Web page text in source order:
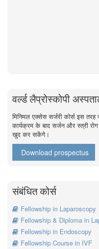
वर्ल्ड लैप्रोस्कोपी
मिनिमल एक्सेस सर्जरी कोर्स इस
कार्यक्रम के बाद सर्जन और स्त्री
खुद कर सकेंगे।
Download prospectus
संबंधित कोर्स
Fellowship in Laparoscopy
Fellowship & Diploma in
Fellowship in Endoscopy
Fellowship Course in IVF